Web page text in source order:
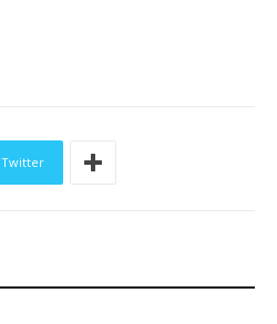
Twitter